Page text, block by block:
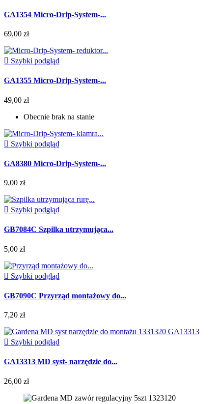
GA1354 Micro-Drip-System-...
69,00 zł
 Szybki podgląd
GA1355 Micro-Drip-System-...
49,00 zł
Obecnie brak na stanie
 Szybki podgląd
GA8380 Micro-Drip-System-...
9,00 zł
 Szybki podgląd
GB7084C Szpilka utrzymująca...
5,00 zł
 Szybki podgląd
GB7090C Przyrząd montażowy do...
7,20 zł
 Szybki podgląd
GA13313 MD syst- narzędzie do...
26,00 zł